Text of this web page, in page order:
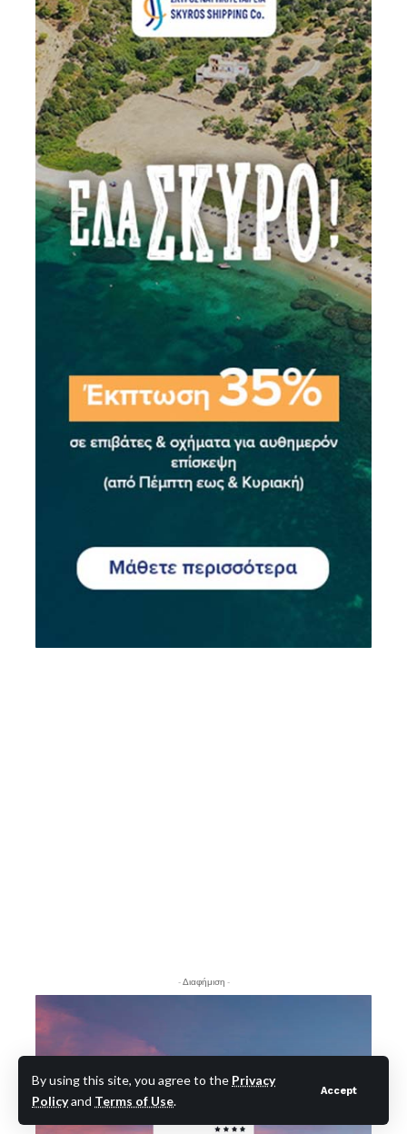
By using this site, you agree to the Privacy
Policyand Terms of Use.
Accept
- Διαφήμιση -